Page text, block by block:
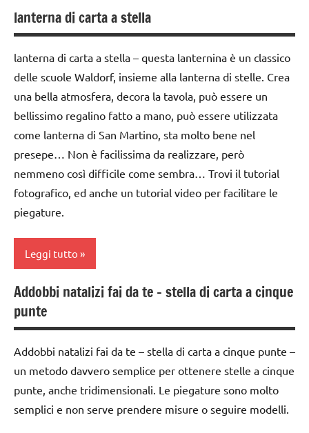
LINGUAGGIO
Natale
recite
STAGIONI
ARGOMENTI
PER ETA'
ARTICOLI
1a
settimana
di
avvento
FESTE
DELL'ANNO
Natale
riciclare
TUTORIAL
ARTICOLI
lanterna di carta a stella
lanterna di carta a stella – questa lanternina è un classico
delle scuole Waldorf, insieme alla lanterna di stelle. Crea
una bella atmosfera, decora la tavola, può essere un
bellissimo regalino fatto a mano, può essere utilizzata
come lanterna di San Martino, sta molto bene nel
presepe… Non è facilissima da realizzare, però
nemmeno così difficile come sembra… Trovi il tutorial
fotografico, ed anche un tutorial video per facilitare le
piegature.
Leggi tutto
1a
settimana
di
avvento
2a
settimana
Addobbi natalizi fai da te – stella di carta a cinque
punte
Addobbi natalizi fai da te – stella di carta a cinque punte –
un metodo davvero semplice per ottenere stelle a cinque
punte, anche tridimensionali. Le piegature sono molto
semplici e non serve prendere misure o seguire modelli.